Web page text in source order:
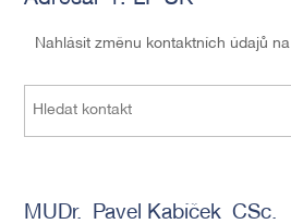
Nahlásit změnu kontaktních údajů na
MUDr. Pavel Kabíček CSc.